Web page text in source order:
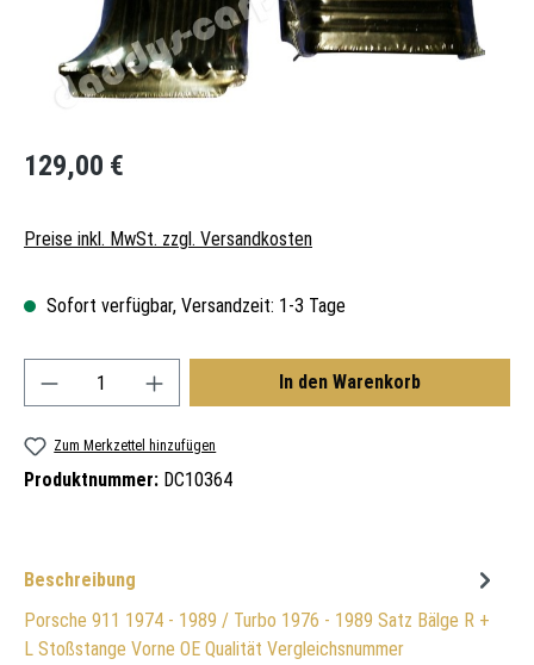
Regulärer Preis:
129,00 €
Preise inkl. MwSt. zzgl. Versandkosten
Sofort verfügbar, Versandzeit: 1-3 Tage
Produkt Anzahl: Gib den gewünschten Wert ein
In den Warenkorb
Zum Merkzettel hinzufügen
Produktnummer: DC10364
Beschreibung
Porsche 911 1974 - 1989 / Turbo 1976 - 1989 Satz Bälge R +
L Stoßstange Vorne OE Qualität Vergleichsnummer